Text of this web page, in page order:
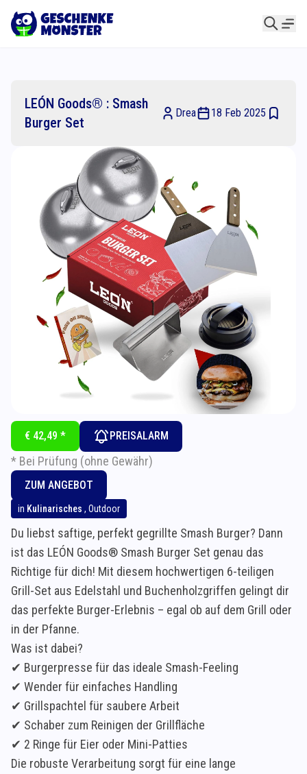
LEÓN Goods® : Smash
Burger Set
Drea 18 Feb 2025
€ 42,49 * PREISALARM
* Bei Prüfung (ohne Gewähr)
ZUM ANGEBOT
in Kulinarisches , Outdoor
Du liebst saftige, perfekt gegrillte Smash Burger? Dann
ist das LEÓN Goods® Smash Burger Set genau das
Richtige für dich! Mit diesem hochwertigen 6-teiligen
Grill-Set aus Edelstahl und Buchenholzgriffen gelingt dir
das perfekte Burger-Erlebnis – egal ob auf dem Grill oder
in der Pfanne.
Was ist dabei?
✔ Burgerpresse für das ideale Smash-Feeling
✔ Wender für einfaches Handling
✔ Grillspachtel für saubere Arbeit
✔ Schaber zum Reinigen der Grillfläche
✔ 2 Ringe für Eier oder Mini-Patties
Die robuste Verarbeitung sorgt für eine lange